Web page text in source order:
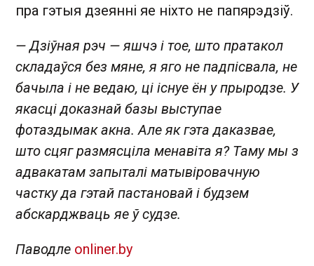
пра гэтыя дзеянні яе ніхто не папярэдзіў.
— Дзіўная рэч — яшчэ і тое, што пратакол
складаўся без мяне, я яго не падпісвала, не
бачыла і не ведаю, ці існуе ён у прыродзе. У
якасці доказнай базы выступае
фотаздымак акна. Але як гэта даказвае,
што сцяг размясціла менавіта я? Таму мы з
адвакатам запыталі матывіровачную
частку да гэтай пастановай і будзем
абскарджваць яе ў судзе.
Паводле onliner.by